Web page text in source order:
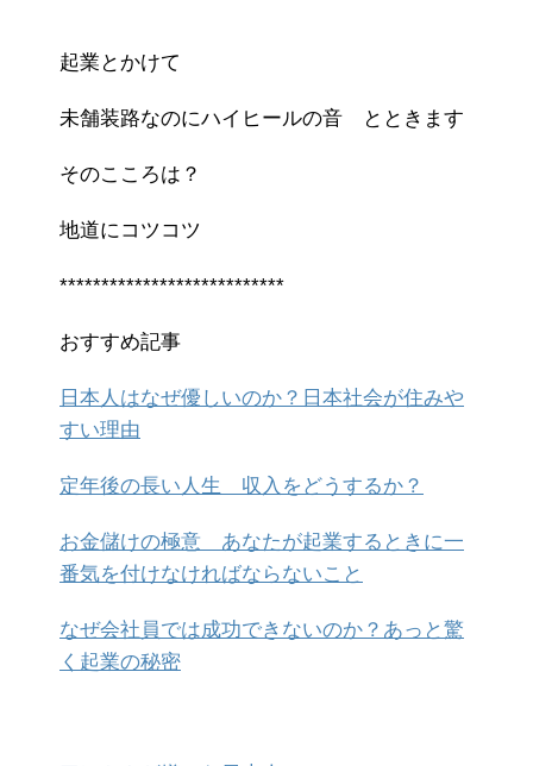
起業とかけて
未舗装路なのにハイヒールの音 とときます
そのこころは？
地道にコツコツ
***************************
おすすめ記事
日本人はなぜ優しいのか？日本社会が住みや
すい理由
定年後の長い人生 収入をどうするか？
お金儲けの極意 あなたが起業するときに一
番気を付けなければならないこと
なぜ会社員では成功できないのか？あっと驚
く起業の秘密